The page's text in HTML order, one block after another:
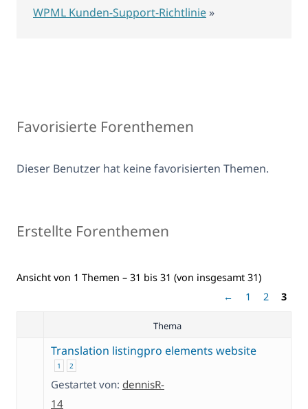
Favorisierte Forenthemen
Dieser Benutzer hat keine favorisierten Themen.
Erstellte Forenthemen
Ansicht von 1 Themen – 31 bis 31 (von insgesamt 31)
←
1 2 3
Thema
Translation listingpro elements website
1 2
Gestartet von: dennisR-
14
WPML Kunden-Support-Richtlinie »